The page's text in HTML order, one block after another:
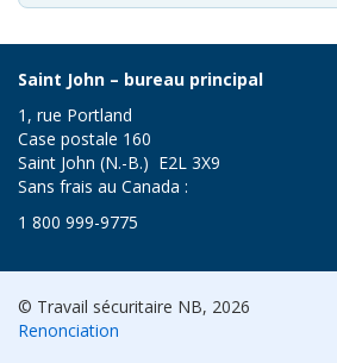
Saint John – bureau principal
1, rue Portland
Case postale 160
Saint John (N.-B.) E2L 3X9
Sans frais au Canada :
1 800 999-9775
© Travail sécuritaire NB, 2026
Renonciation